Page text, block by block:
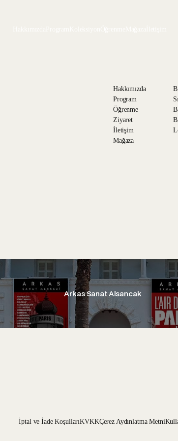
Hakkımızda
Program
Öğrenme
Ziyaret
İletişim
Mağaza
Arkas Sanat Alsancak
İptal ve İade KoşullarıKVKKÇerez Aydınlatma Metni